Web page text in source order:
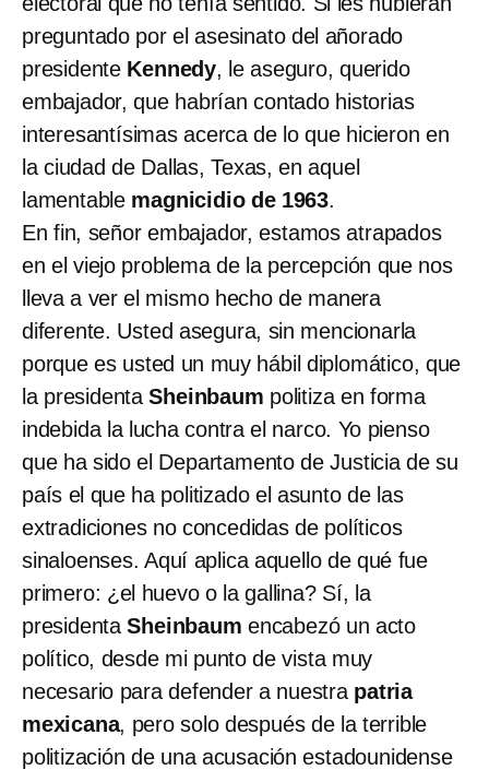
preguntado por el asesinato del añorado
presidente Kennedy, le aseguro, querido
embajador, que habrían contado historias
interesantísimas acerca de lo que hicieron en
la ciudad de Dallas, Texas, en aquel
lamentable magnicidio de 1963.
En fin, señor embajador, estamos atrapados
en el viejo problema de la percepción que nos
lleva a ver el mismo hecho de manera
diferente. Usted asegura, sin mencionarla
porque es usted un muy hábil diplomático, que
la presidentaSheinbaum politiza en forma
indebida la lucha contra el narco. Yo pienso
que ha sido el Departamento de Justicia de su
país el que ha politizado el asunto de las
extradiciones no concedidas de políticos
sinaloenses. Aquí aplica aquello de qué fue
primero: ¿el huevo o la gallina? Sí, la
presidentaSheinbaum encabezó un acto
político, desde mi punto de vista muy
necesario para defender a nuestra patria
mexicana, pero solo después de la terrible
politización de una acusación estadounidense